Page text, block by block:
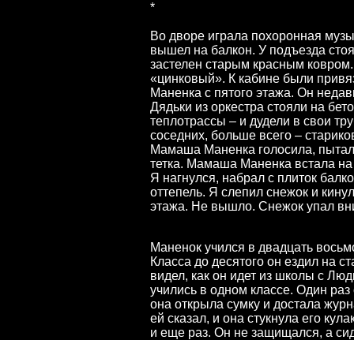
*
Во дворе играла похоронная
вышел на балкон. У подъезда
застелен старым красным
«цинковый». К кабине были
Маненка с пятого этажа. Он
Дядьки из оркестра стояли на
теплотрассы – и дудели в свои
соседних, больше всего –
Мамаша Маненка голосила,
тетка. Мамаша Маненка встала на
Я нагнулся, набрал с плиток
оттепель. Я слепил снежок и
этажа. Не вышло. Снежок упал
Маненок учился в двадцать
Класса до десятого он ездил на
видел, как он идет из школы с
учились в одном классе. Один
она открыла сумку и достала
ей сказал, и она стукнула его
и еще раз. Он не защищался, а